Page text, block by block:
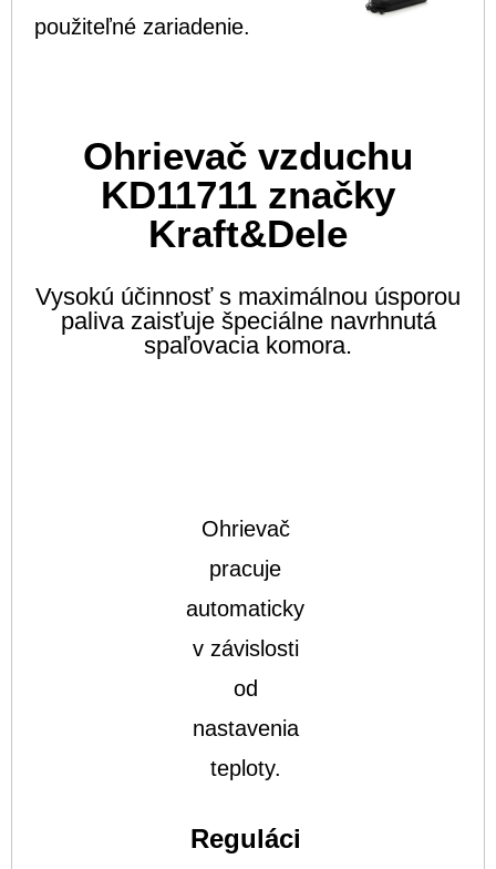
použiteľné zariadenie.
Ohrievač vzduchu
KD11711 značky
Kraft&Dele
Vysokú účinnosť s maximálnou úsporou
paliva zaisťuje špeciálne navrhnutá
spaľovacia komora.
Ohrievač
pracuje
automaticky
v závislosti
od
nastavenia
teploty.
Reguláci